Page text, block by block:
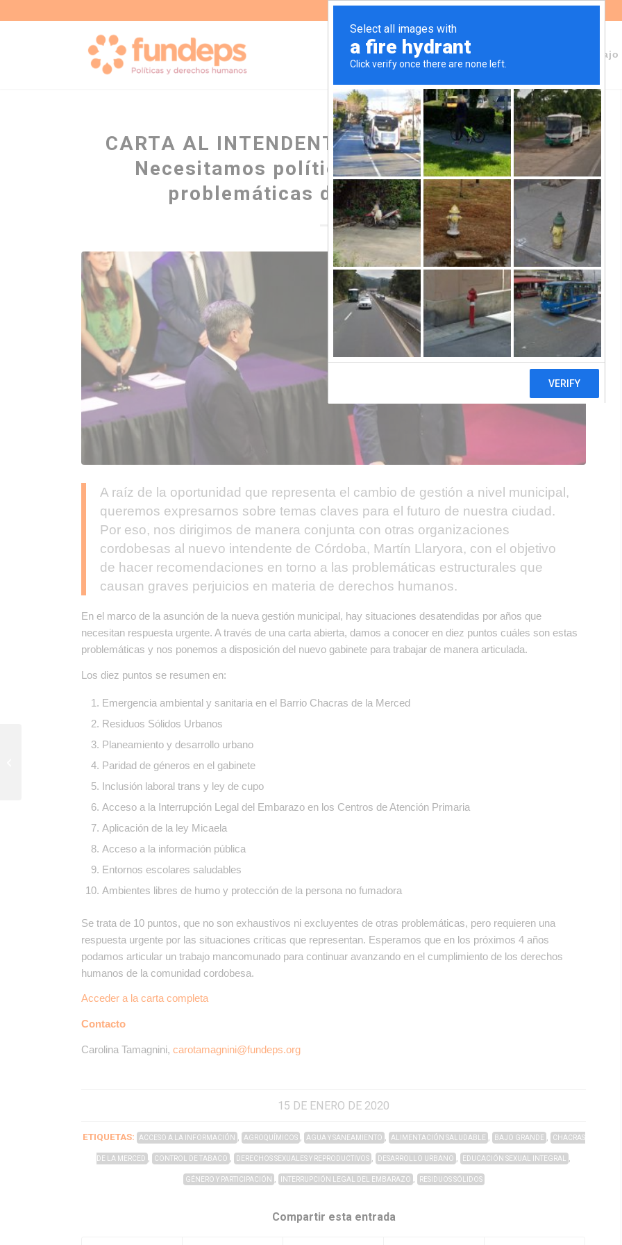
Sobre Fundeps Áreas de trabajo
CARTA AL INTENDENTE MARTÍN LLARYORA:
Necesitamos políticas que atiendan las
problemáticas de nuestra ciudad
A raíz de la oportunidad que representa el cambio de gestión a nivel municipal,
queremos expresarnos sobre temas claves para el futuro de nuestra ciudad.
Por eso, nos dirigimos de manera conjunta con otras organizaciones
cordobesas al nuevo intendente de Córdoba, Martín Llaryora, con el objetivo
de hacer recomendaciones en torno a las problemáticas estructurales que
causan graves perjuicios en materia de derechos humanos.
En el marco de la asunción de la nueva gestión municipal, hay situaciones desatendidas por años que
necesitan respuesta urgente. A través de una carta abierta, damos a conocer en diez puntos cuáles son estas
problemáticas y nos ponemos a disposición del nuevo gabinete para trabajar de manera articulada.
Los diez puntos se resumen en:
Emergencia ambiental y sanitaria en el Barrio Chacras de la Merced
Residuos Sólidos Urbanos
Planeamiento y desarrollo urbano
Paridad de géneros en el gabinete
Inclusión laboral trans y ley de cupo
Acceso a la Interrupción Legal del Embarazo en los Centros de Atención Primaria
Aplicación de la ley Micaela
Acceso a la información pública
Entornos escolares saludables
Ambientes libres de humo y protección de la persona no fumadora
Se trata de 10 puntos, que no son exhaustivos ni excluyentes de otras problemáticas, pero requieren una
respuesta urgente por las situaciones críticas que representan. Esperamos que en los próximos 4 años
podamos articular un trabajo mancomunado para continuar avanzando en el cumplimiento de los derechos
humanos de la comunidad cordobesa.
Acceder a la carta completa
Contacto
Carolina Tamagnini,carotamagnini@fundeps.org
15 DE ENERO DE 2020
ETIQUETAS: ACCESO A LA INFORMACIÓN , AGROQUÍMICOS , AGUA Y SANEAMIENTO , ALIMENTACIÓN SALUDABLE , BAJO GRANDE , CHACRAS
DE LA MERCED , CONTROL DE TABACO , DERECHOS SEXUALES Y REPRODUCTIVOS , DESARROLLO URBANO , EDUCACIÓN SEXUAL INTEGRAL
GÉNERO Y PARTICIPACIÓN , INTERRUPCIÓN LEGAL DEL EMBARAZO , RESIDUOS SÓLIDOS
Compartir esta entrada
La responsabilidad de los
mecanismos de rendición de cuentas